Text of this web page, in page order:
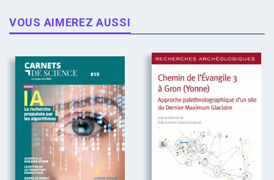
VOUS AIMEREZ AUSSI